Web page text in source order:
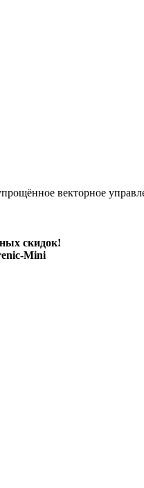
векторное
скидок!
Mini